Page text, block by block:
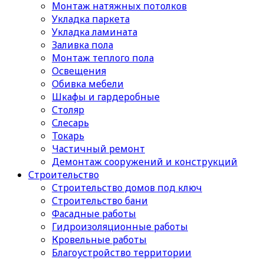
Монтаж натяжных потолков
Укладка паркета
Укладка ламината
Заливка пола
Монтаж теплого пола
Освещения
Обивка мебели
Шкафы и гардеробные
Столяр
Слесарь
Токарь
Частичный ремонт
Демонтаж сооружений и конструкций
Строительство
Строительство домов под ключ
Строительство бани
Фасадные работы
Гидроизоляционные работы
Кровельные работы
Благоустройство территории